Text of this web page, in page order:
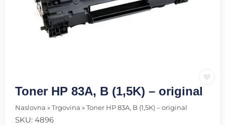
Toner HP 83A, B (1,5K) – original
Naslovna » Trgovina » Toner HP 83A, B (1,5K) – original
SKU: 4896